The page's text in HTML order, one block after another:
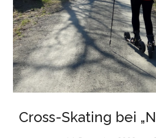
Cross-Skating bei